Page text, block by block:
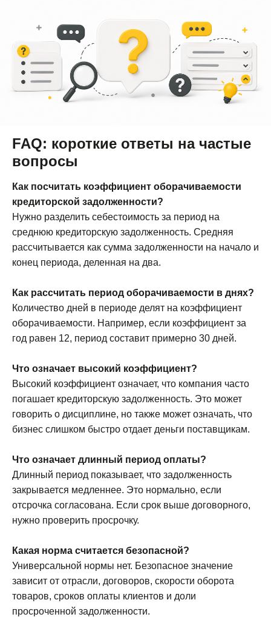
FAQ: короткие ответы на частые
вопросы
Как посчитать коэффициент оборачиваемости
кредиторской задолженности?
Нужно разделить себестоимость за период на
среднюю кредиторскую задолженность. Средняя
рассчитывается как сумма задолженности на начало и
конец периода, деленная на два.
Как рассчитать период оборачиваемости в днях?
Количество дней в периоде делят на коэффициент
оборачиваемости. Например, если коэффициент за
год равен 12, период составит примерно 30 дней.
Что означает высокий коэффициент?
Высокий коэффициент означает, что компания часто
погашает кредиторскую задолженность. Это может
говорить о дисциплине, но также может означать, что
бизнес слишком быстро отдает деньги поставщикам.
Что означает длинный период оплаты?
Длинный период показывает, что задолженность
закрывается медленнее. Это нормально, если
отсрочка согласована. Если срок выше договорного,
нужно проверить просрочку.
Какая норма считается безопасной?
Универсальной нормы нет. Безопасное значение
зависит от отрасли, договоров, скорости оборота
товаров, сроков оплаты клиентов и доли
просроченной задолженности.